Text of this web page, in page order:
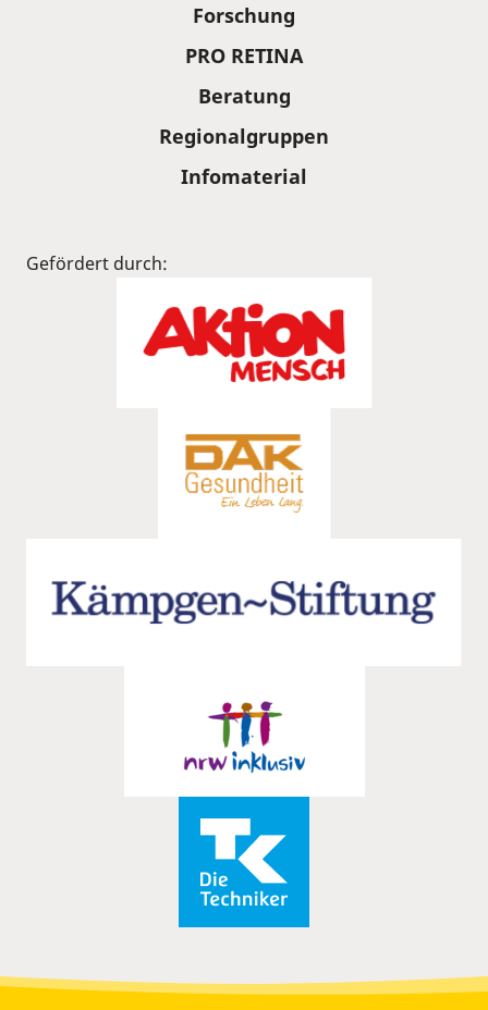
Forschung
PRO RETINA
Beratung
Regionalgruppen
Infomaterial
Gefördert durch: